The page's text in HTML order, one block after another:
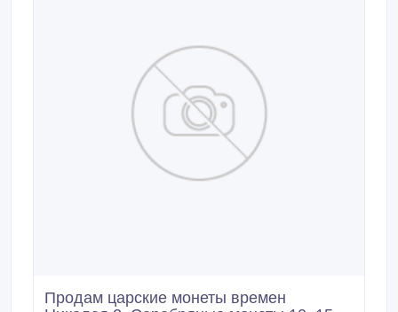
Продам царские монеты времен